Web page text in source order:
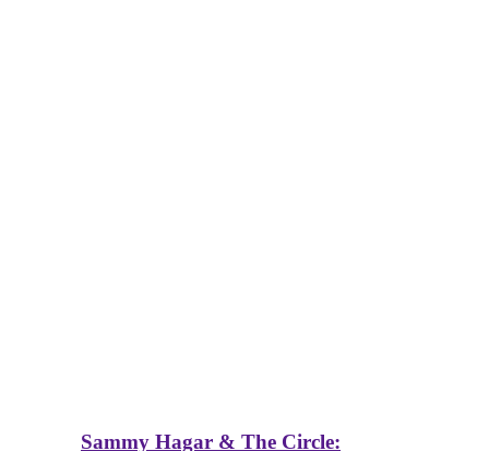
Sammy Hagar & The Circle: